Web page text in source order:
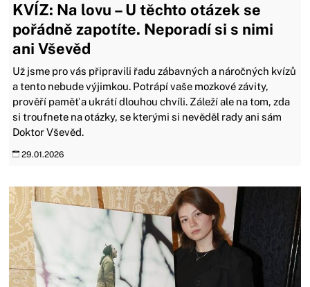
KVÍZ: Na lovu – U těchto otázek se
pořádně zapotíte. Neporadí si s nimi
ani Vševěd
Už jsme pro vás připravili řadu zábavných a náročných kvízů
a tento nebude výjimkou. Potrápí vaše mozkové závity,
prověří paměť a ukrátí dlouhou chvíli. Záleží ale na tom, zda
si troufnete na otázky, se kterými si nevěděl rady ani sám
Doktor Vševěd.
29.01.2026